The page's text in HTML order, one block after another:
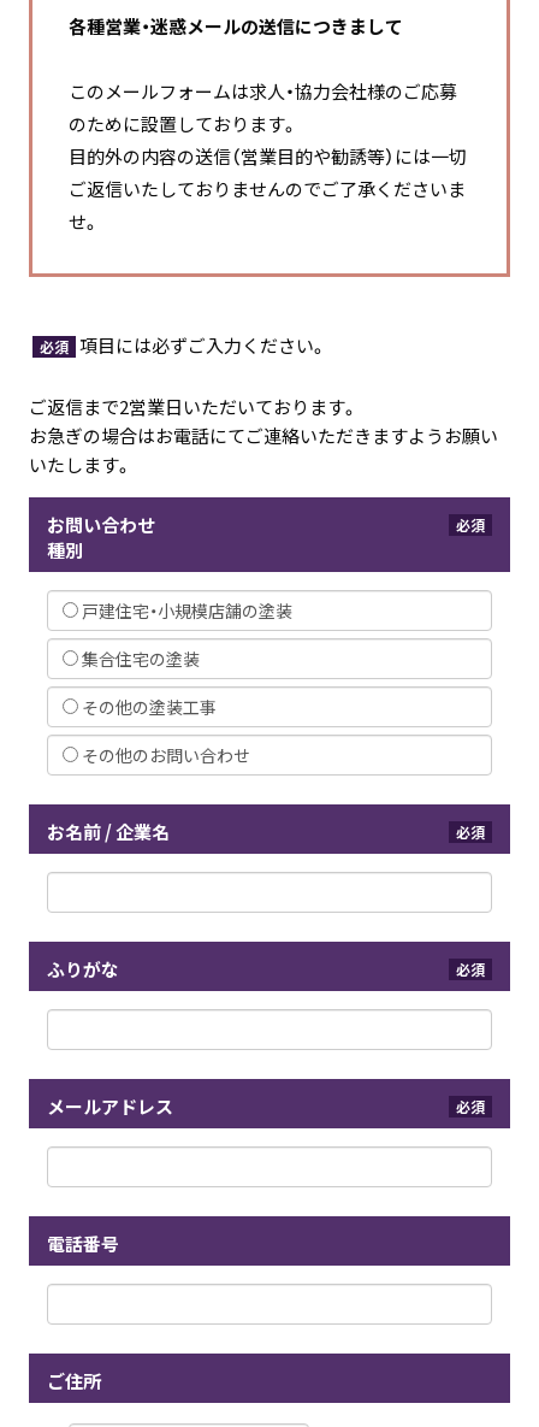
各種営業・迷惑メールの送信につきまして
このメールフォームは求人・協力会社様のご応募
のために設置しております。
目的外の内容の送信（営業目的や勧誘等）には一切
ご返信いたしておりませんのでご了承くださいま
せ。
必須 項目には必ずご入力ください。
ご返信まで2営業日いただいております。
お急ぎの場合はお電話にてご連絡いただきますようお願い
いたします。
必須
お問い合わせ
種別
戸建住宅・小規模店舗の塗装
集合住宅の塗装
その他の塗装工事
その他のお問い合わせ
必須
お名前 / 企業名
必須
ふりがな
必須
メールアドレス
電話番号
ご住所